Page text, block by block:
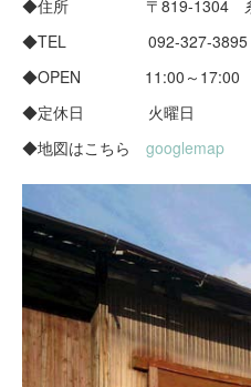
◆住所 〒819-1304 糸島
◆TEL 092-327-3895
◆OPEN 11:00～17:00
◆定休日 火曜日
◆地図はこちら googlemap